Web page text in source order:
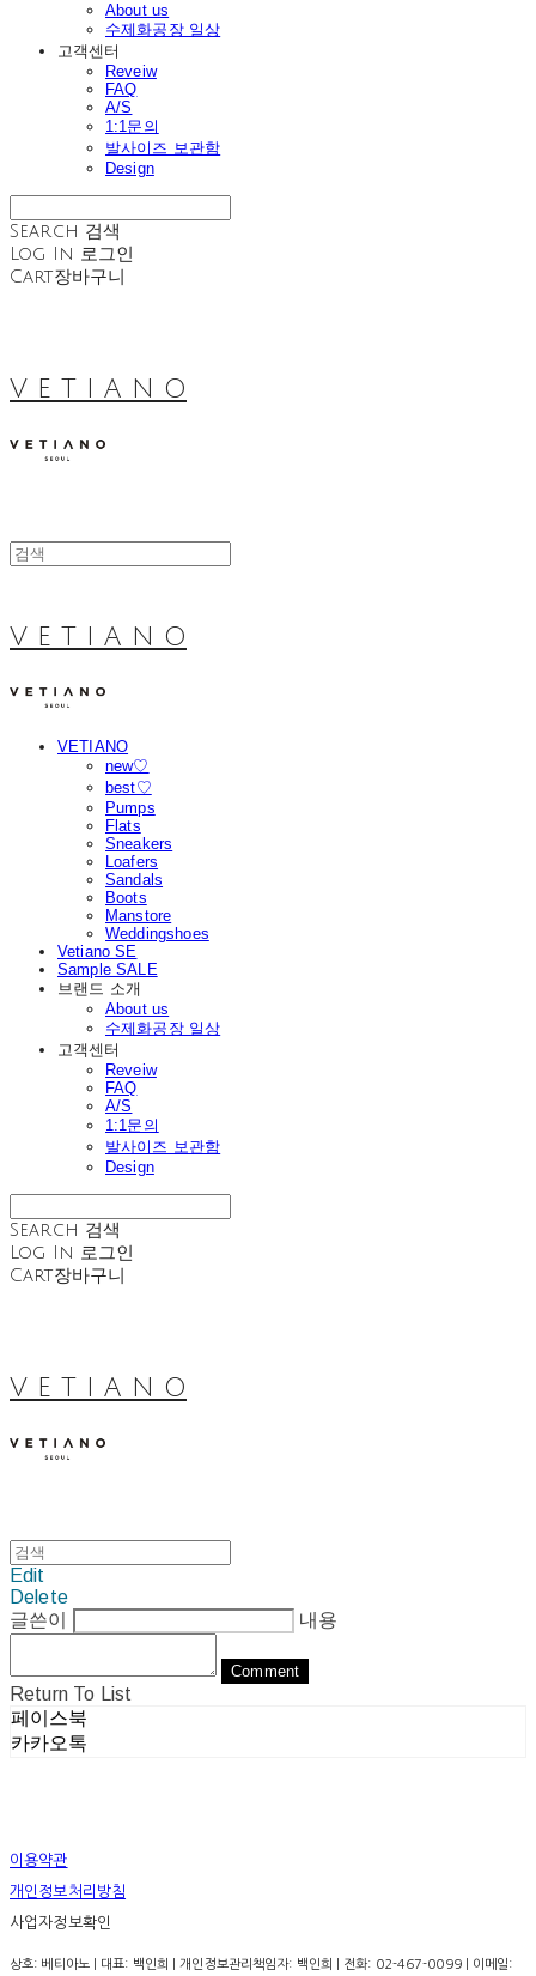
About us
수제화공장 일상
고객센터
Reveiw
FAQ
A/S
1:1문의
발사이즈 보관함
Design
Search 검색
Log In 로그인
Cart장바구니
V E T I A N O
V E T I A N O
VETIANO
new♡
best♡
Pumps
Flats
Sneakers
Loafers
Sandals
Boots
Manstore
Weddingshoes
Vetiano SE
Sample SALE
브랜드 소개
About us
수제화공장 일상
고객센터
Reveiw
FAQ
A/S
1:1문의
발사이즈 보관함
Design
Search 검색
Log In 로그인
Cart장바구니
V E T I A N O
Edit
Delete
글쓴이
내용
Comment
Return To List
페이스북
카카오톡
이용약관
개인정보처리방침
사업자정보확인
상호: 베티아노 | 대표: 백인희 | 개인정보관리책임자: 백인희 | 전화: 02-467-0099 | 이메일: